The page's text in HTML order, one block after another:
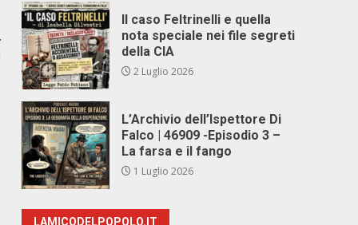
Il caso Feltrinelli e quella
nota speciale nei file segreti
della CIA
2 Luglio 2026
L’Archivio dell’Ispettore Di
Falco | 46909 -Episodio 3 –
La farsa e il fango
1 Luglio 2026
LAMICODELPOPOLO.IT